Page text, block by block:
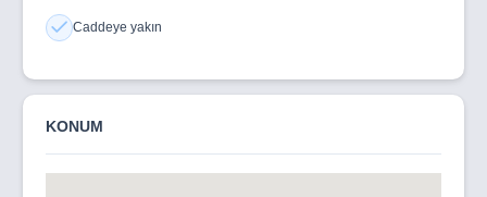
Caddeye yakın
KONUM